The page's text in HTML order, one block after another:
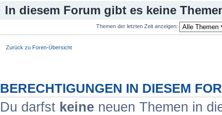
In diesem Forum gibt es keine
Themen der letzten Zeit anzeigen:
Zurück zu Foren-Übersicht
BERECHTIGUNGEN IN DIESEM
Du darfst keine neuen Themen in